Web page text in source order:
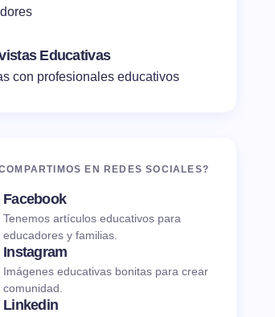
Educativas
con profesionales educativos
EN REDES SOCIALES?
Facebook
Tenemos artículos educativos para
educadores y familias.
Instagram
Imágenes educativas bonitas para crear
comunidad.
Linkedin